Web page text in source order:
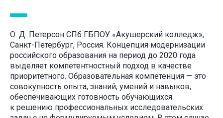
О. Д. Петерсон СПб ГБПОУ «Акушерский колледж»,
Санкт-Петербург, Россия. Концепция модернизации
российского образования на период до 2020 года
выделяет компетентностный подход в качестве
приоритетного. Образовательная компетенция — это
совокупность опыта, знаний, умений и навыков,
обеспечивающих готовность обучающихся
к решению профессиональных исследовательских